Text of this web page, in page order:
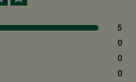
5
0
0
0